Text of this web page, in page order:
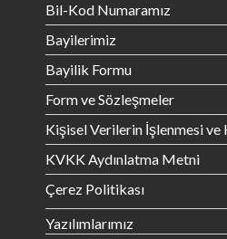
Bil-Kod Numaramız
Bayilerimiz
Bayilik Formu
Form ve Sözleşmeler
Kişisel Verilerin İşlenmesi ve
KVKK Aydınlatma Metni
Çerez Politikası
Yazılımlarımız